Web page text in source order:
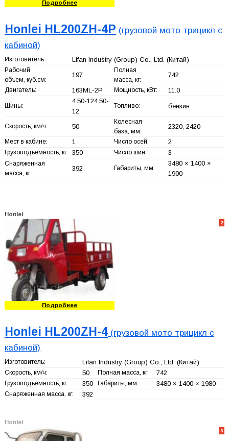
Подробнее
Honlei HL200ZH-4P (грузовой мото трицикл с
кабиной)
Изготовитель: Lifan Industry (Group) Co., Ltd. (Китай)
Рабочий
объем, куб.см:
197
Полная
масса, кг:
742
Двигатель: 163ML-2P Мощность, кВт: 11.0
Шины:
4.50-124.50-
12
Топливо: бензин
Скорость, км/ч: 50
Колесная
база, мм:
2320, 2420
Мест в кабине: 1 Число осей: 2
Грузоподъемность, кг: 350 Число шин: 3
Снаряженная
масса, кг:
392 Габариты, мм:
3480 × 1400 ×
1900
Honlei
2
Подробнее
Honlei HL200ZH-4(грузовой мото трицикл с
кабиной)
Изготовитель: Lifan Industry (Group) Co., Ltd. (Китай)
Скорость, км/ч: 50 Полная масса, кг: 742
Грузоподъемность, кг: 350 Габариты, мм: 3480 × 1400 × 1980
Снаряженная масса, кг: 392
Honlei
3